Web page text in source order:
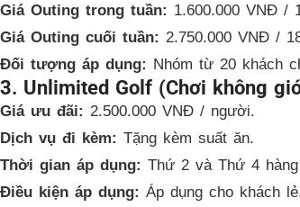
Giá Outing trong tuần: 1.600.000 VNĐ /
Giá Outing cuối tuần: 2.750.000 VNĐ /
Đối tượng áp dụng: Nhóm từ 20 khách
3. Unlimited Golf (Chơi không
Giá ưu đãi: 2.500.000 VNĐ / người.
Dịch vụ đi kèm: Tặng kèm suất ăn.
Thời gian áp dụng: Thứ 2 và Thứ 4
Điều kiện áp dụng: Áp dụng cho khách